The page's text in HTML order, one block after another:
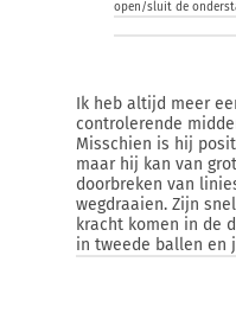
open/sluit de
Ik heb altijd meer
controlerende
Misschien is hij
maar hij kan van
doorbreken van
wegdraaien. Zijn
kracht komen in de
in tweede ballen en